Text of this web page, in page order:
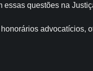
questões na
advocatícios,